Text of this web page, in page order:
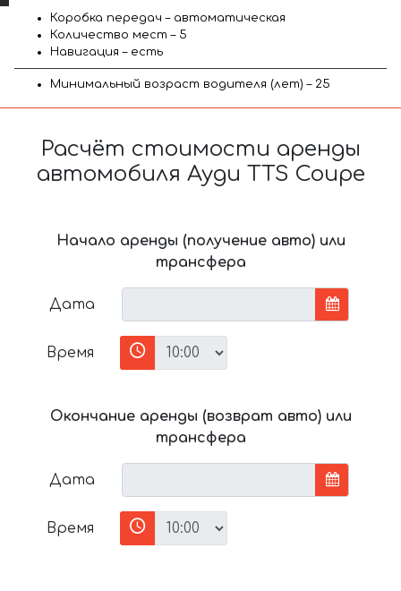
Коробка передач – автоматическая
Количество мест – 5
Навигация – есть
Минимальный возраст водителя (лет) – 25
Расчёт стоимости аренды
автомобиля Ауди TTS Coupe
Начало аренды (получение авто) или
трансфера
Дата
Время
Окончание аренды (возврат авто) или
трансфера
Дата
Время